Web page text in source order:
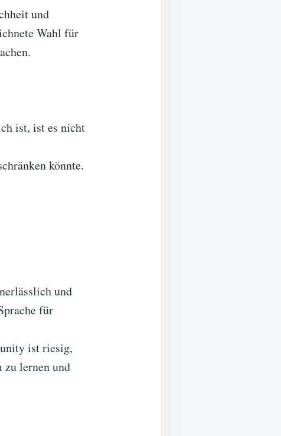
und
Wahl für
ist, ist es nicht
könnte.
und
für
ist riesig,
zu lernen und